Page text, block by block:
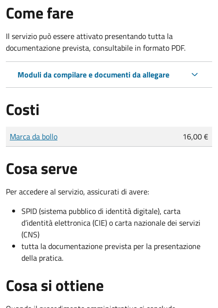
Come fare
Il servizio può essere attivato presentando tutta la
documentazione prevista, consultabile in formato PDF.
Moduli da compilare e documenti da allegare
Costi
Tipo di pagamento
Importo
Marca da bollo 16,00 €
Cosa serve
Per accedere al servizio, assicurati di avere:
SPID (sistema pubblico di identità digitale), carta
d’identità elettronica (CIE) o carta nazionale dei servizi
(CNS)
tutta la documentazione prevista per la presentazione
della pratica.
Cosa si ottiene